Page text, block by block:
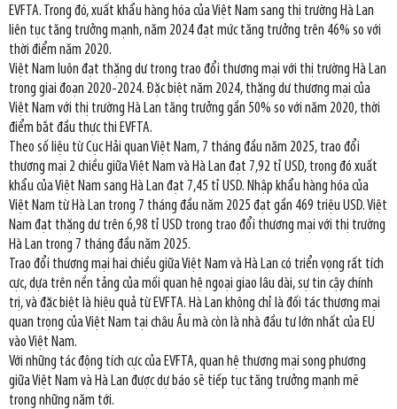
EVFTA. Trong đó, xuất khẩu hàng hóa của Việt Nam sang thị trường Hà Lan
liên tục tăng trưởng mạnh, năm 2024 đạt mức tăng trưởng trên 46% so với
thời điểm năm 2020.
Việt Nam luôn đạt thặng dư trong trao đổi thương mại với thị trường Hà Lan
trong giai đoạn 2020-2024. Đặc biệt năm 2024, thặng dư thương mại của
Việt Nam với thị trường Hà Lan tăng trưởng gần 50% so với năm 2020, thời
điểm bắt đầu thực thi EVFTA.
Theo số liệu từ Cục Hải quan Việt Nam, 7 tháng đầu năm 2025, trao đổi
thương mại 2 chiều giữa Việt Nam và Hà Lan đạt 7,92 tỉ USD, trong đó xuất
khẩu của Việt Nam sang Hà Lan đạt 7,45 tỉ USD. Nhập khẩu hàng hóa của
Việt Nam từ Hà Lan trong 7 tháng đầu năm 2025 đạt gần 469 triệu USD. Việt
Nam đạt thặng dư trên 6,98 tỉ USD trong trao đổi thương mại với thị trường
Hà Lan trong 7 tháng đầu năm 2025.
Trao đổi thương mại hai chiều giữa Việt Nam và Hà Lan có triển vọng rất tích
cực, dựa trên nền tảng của mối quan hệ ngoại giao lâu dài, sự tin cậy chính
trị, và đặc biệt là hiệu quả từ EVFTA. Hà Lan không chỉ là đối tác thương mại
quan trọng của Việt Nam tại châu Âu mà còn là nhà đầu tư lớn nhất của EU
vào Việt Nam.
Với những tác động tích cực của EVFTA, quan hệ thương mại song phương
giữa Việt Nam và Hà Lan được dự báo sẽ tiếp tục tăng trưởng mạnh mẽ
trong những năm tới.